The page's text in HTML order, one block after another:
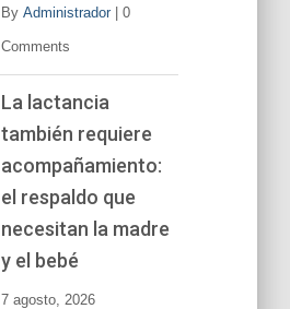
By Administrador| 0
Comments
La lactancia
también requiere
acompañamiento:
el respaldo que
necesitan la madre
y el bebé
7 agosto, 2026